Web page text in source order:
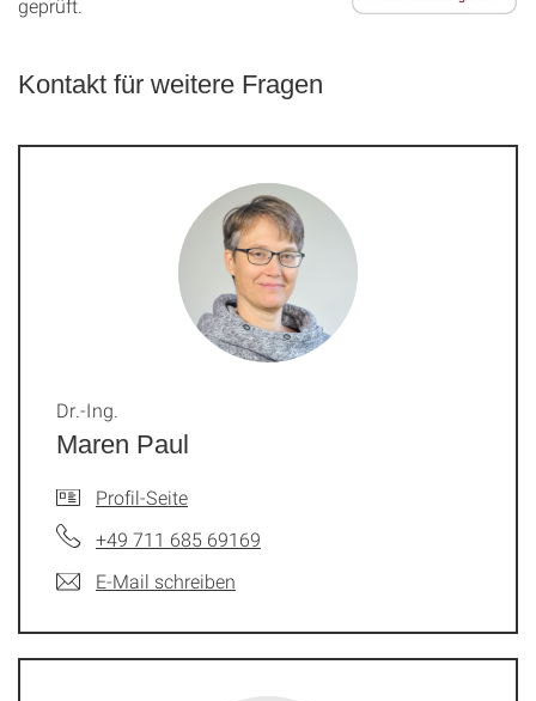
geprüft.
Kontakt für weitere Fragen
Maren Paul
Dr.-Ing.
Profil-Seite
+49 711 685 69169
E-Mail schreiben